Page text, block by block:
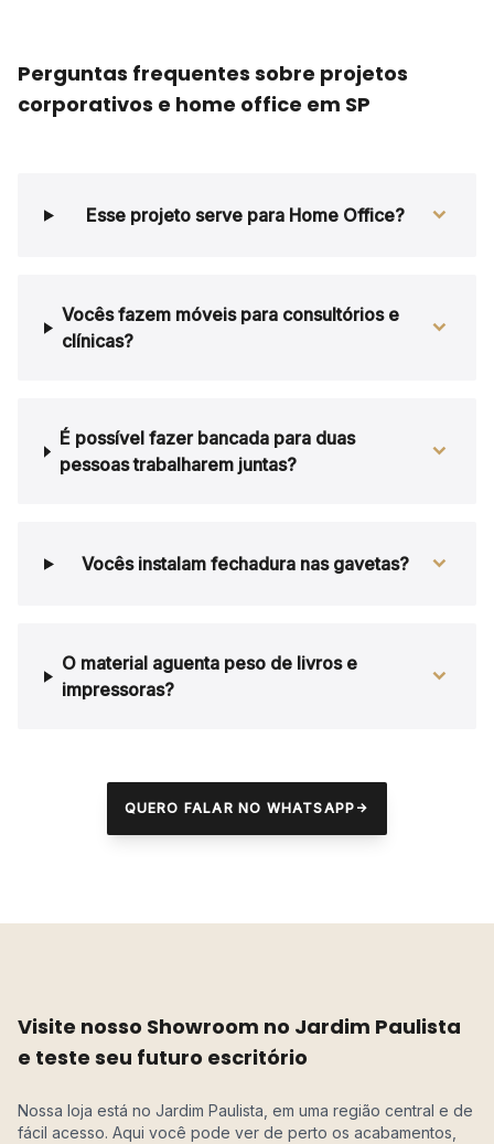
Perguntas frequentes sobre projetos
corporativos e home office em SP
Esse projeto serve para Home Office?
Vocês fazem móveis para consultórios e
clínicas?
É possível fazer bancada para duas
pessoas trabalharem juntas?
Vocês instalam fechadura nas gavetas?
O material aguenta peso de livros e
impressoras?
QUERO FALAR NO WHATSAPP
Visite nosso Showroom no Jardim Paulista
e teste seu futuro escritório
Nossa loja está no Jardim Paulista, em uma região central e de
fácil acesso. Aqui você pode ver de perto os acabamentos,